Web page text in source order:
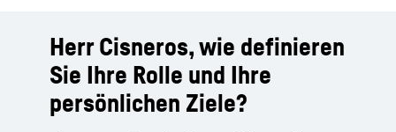
Herr Cisneros, wie definieren
Sie Ihre Rolle und Ihre
persönlichen Ziele?